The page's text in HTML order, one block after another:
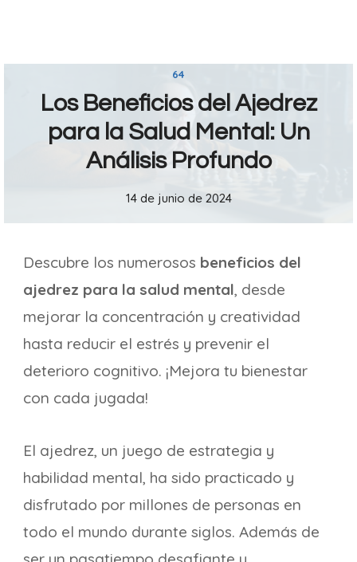
64
Los Beneficios del Ajedrez
para la Salud Mental: Un
Análisis Profundo
14 de junio de 2024
Descubre los numerosos beneficios del
ajedrez para la salud mental, desde
mejorar la concentración y creatividad
hasta reducir el estrés y prevenir el
deterioro cognitivo. ¡Mejora tu bienestar
con cada jugada!
El ajedrez, un juego de estrategia y
habilidad mental, ha sido practicado y
disfrutado por millones de personas en
todo el mundo durante siglos. Además de